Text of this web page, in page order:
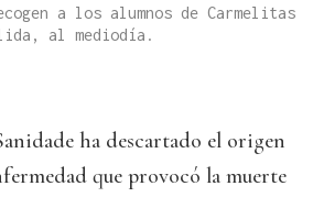
a los alumnos de Carmelitas
al mediodía.
ha descartado el origen
que provocó la muerte